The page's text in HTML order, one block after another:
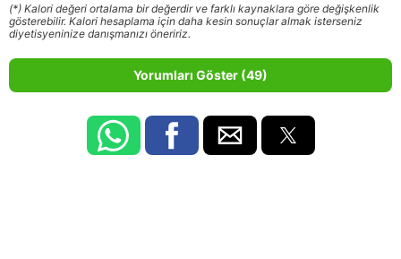
(*) Kalori değeri ortalama bir değerdir ve farklı kaynaklara göre değişkenlik
gösterebilir. Kalori hesaplama için daha kesin sonuçlar almak isterseniz
diyetisyeninize danışmanızı öneririz.
Yorumları Göster (49)